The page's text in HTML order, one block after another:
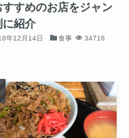
すすめのお店をジャン
に紹介
年12月14日 食事 34716